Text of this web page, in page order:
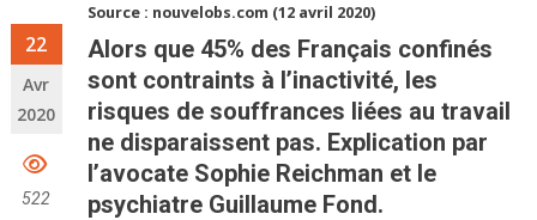
22
Avr
2020
522
Source : nouvelobs.com (12 avril 2020)
Alors que 45% des Français confinés
sont contraints à l’inactivité, les
risques de souffrances liées au travail
ne disparaissent pas. Explication par
l’avocate Sophie Reichman et le
psychiatre Guillaume Fond.